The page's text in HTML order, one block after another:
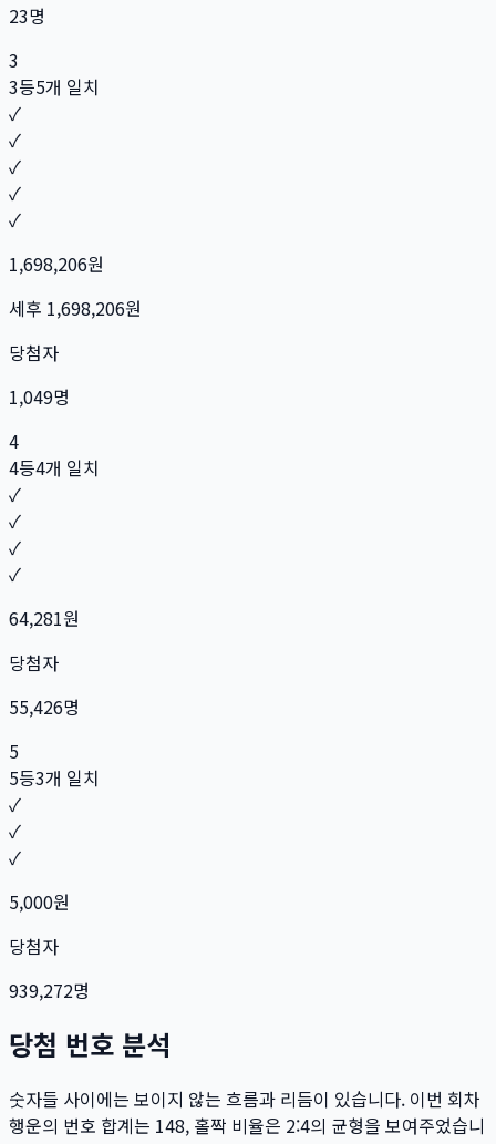
23명
3
3등5개 일치
✓
✓
✓
✓
✓
1,698,206원
세후 1,698,206원
당첨자
1,049명
4
4등4개 일치
✓
✓
✓
✓
64,281원
당첨자
55,426명
5
5등3개 일치
✓
✓
✓
5,000원
당첨자
939,272명
당첨 번호 분석
숫자들 사이에는 보이지 않는 흐름과 리듬이 있습니다. 이번 회차
행운의 번호 합계는 148, 홀짝 비율은 2:4의 균형을 보여주었습니